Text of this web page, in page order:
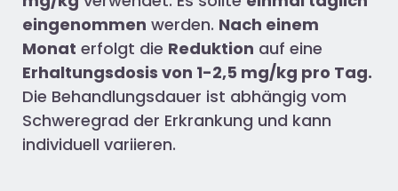
eingenommen werden. Nach einem
Monat erfolgt die Reduktion auf eine
Erhaltungsdosis von 1-2,5 mg/kg pro Tag.
Die Behandlungsdauer ist abhängig vom
Schweregrad der Erkrankung und kann
individuell variieren.